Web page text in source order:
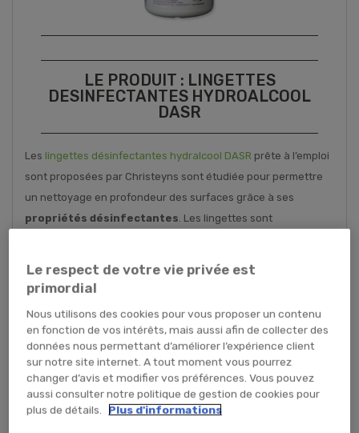
LE PRODUIT : LINGETTES
DESINFECTANTES HYDROALCOOL
DASR
Les lingettes désinfectantes hydralcool DASR prête à l’emploi
sont proposées par Christeyns sont étudiée pour permettre
un nettoyage en profondeur des surfaces grâce à ses
propriétés désinfectantes . Les lingettes sont
Les lingettes Christeyns s’utilisent principalement pour la
désinfection des surfaces en hauteur ou des surfaces qui
peuvent entrer en contact avec des denrées alimentaires. Un
autre gros avantage, c’est que les lingettes
de traces après leur utilisation, même si on ne rince pas
la surface.
Le respect de votre vie privée est
primordial
Nous utilisons des cookies pour vous proposer un contenu
en fonction de vos intérêts, mais aussi afin de collecter des
données nous permettant d’améliorer l’expérience client
sur notre site internet. A tout moment vous pourrez
changer d’avis et modifier vos préférences. Vous pouvez
aussi consulter notre politique de gestion de cookies pour
plus de détails.
Plus d'informations